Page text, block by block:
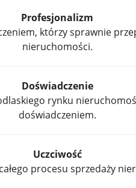
Profesjonalizm
którzy sprawnie
nieruchomości.
Doświadczenie
rynku
doświadczeniem.
Uczciwość
procesu sprzedaży